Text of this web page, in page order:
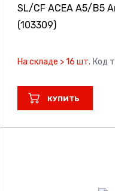
SL/CF ACEA A5/B5
(103309)
На складе > 16 шт. Код
КУПИТЬ